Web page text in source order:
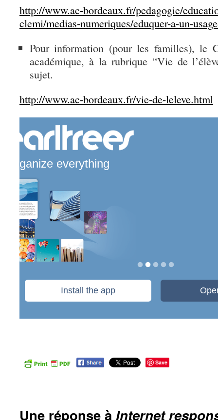
http://www.ac-bordeaux.fr/pedagogie/
clemi/medias-numeriques/eduquer-a-un-
Pour information (pour les familles), le
académique, à la rubrique “Vie de
sujet.
http://www.ac-bordeaux.fr/vie-de-leleve.html
Save
Une réponse à Internet